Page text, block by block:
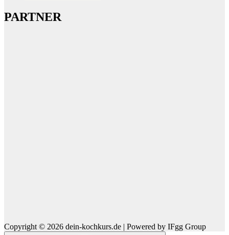
PARTNER
Copyright © 2026 dein-kochkurs.de | Powered by IFgg Group